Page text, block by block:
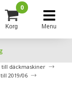
Korg
0
Menu
till däckmaskiner
2019/06